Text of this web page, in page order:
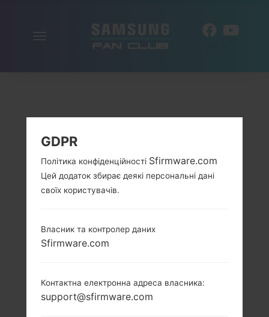
GDPR
Політика конфіденційності Sfirmware.com
Цей додаток збирає деякі персональні дані
своїх користувачів.
Власник та контролер даних
Sfirmware.com
Контактна електронна адреса власника:
support@sfirmware.com